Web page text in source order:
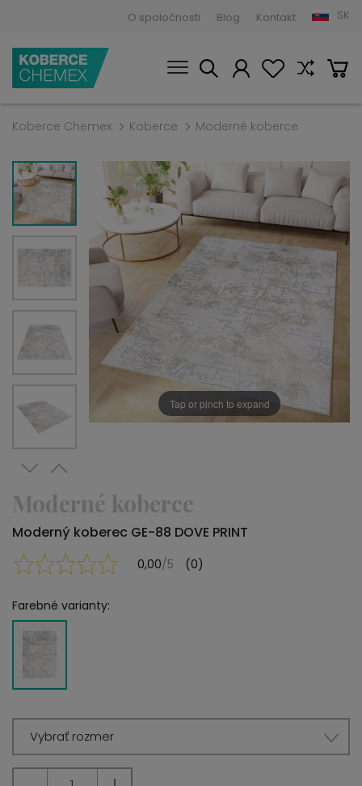
O spoločnosti Blog Kontakt SK
Koberce Chemex Koberce Moderné koberce
Tap or pinch to expand
Moderné koberce
Moderný koberec GE-88 DOVE PRINT
0,00/5 (0)
Farebné varianty:
Vybrať rozmer